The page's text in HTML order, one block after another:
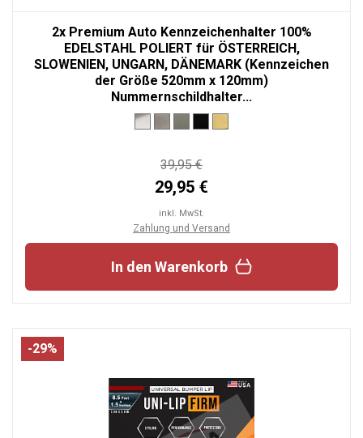
2x Premium Auto Kennzeichenhalter 100%
EDELSTAHL POLIERT für ÖSTERREICH,
SLOWENIEN, UNGARN, DÄNEMARK (Kennzeichen
der Größe 520mm x 120mm)
Nummernschildhalter...
39,95 €
29,95 €
inkl. MwSt.
Zahlung und Versand
In den Warenkorb
-29%